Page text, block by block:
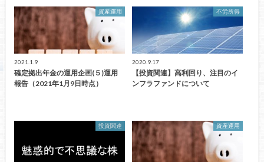
資産運用
2021.1.9
確定拠出年金の運用企画(５)運用
報告（2021年1月9日時点）
不労所得
2020.9.17
【投資関連】高利回り、注目のイ
ンフラファンドについて
投資関連 資産運用